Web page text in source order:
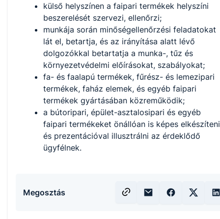
külső helyszínen a faipari termékek helyszíni
beszerelését szervezi, ellenőrzi;
munkája során minőségellenőrzési feladatokat
lát el, betartja, és az irányítása alatt lévő
dolgozókkal betartatja a munka-, tűz és
környezetvédelmi előírásokat, szabályokat;
fa- és faalapú termékek, fűrész- és lemezipari
termékek, faház elemek, és egyéb faipari
termékek gyártásában közreműködik;
a bútoripari, épület-asztalosipari és egyéb
faipari termékeket önállóan is képes elkészíteni
és prezentációval illusztrálni az érdeklődő
ügyfélnek.
Megosztás